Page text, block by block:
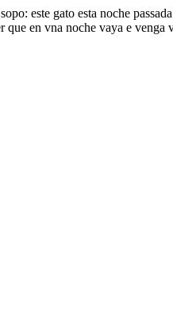
este gato esta noche
en vna noche vaya e